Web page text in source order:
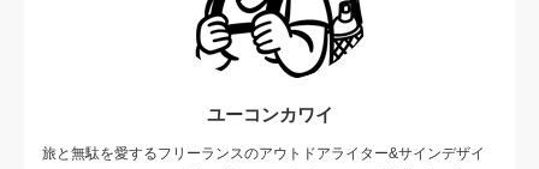
ユーコンカワイ
旅と無駄を愛するフリーランスのアウトドアライター&サインデザイ